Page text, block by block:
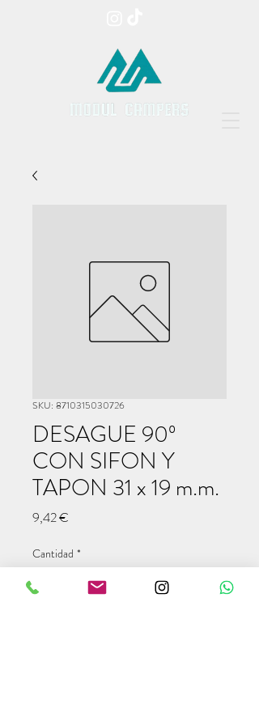
SKU: 8710315030726
DESAGUE 90º
CON SIFON Y
TAPON 31 x 19 m.m.
9,42 €
Cantidad *